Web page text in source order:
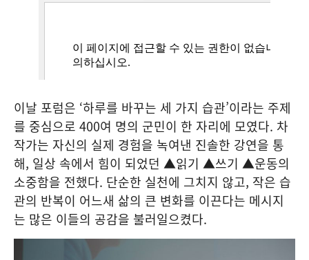
이날 포럼은 ‘하루를 바꾸는 세 가지 습관’이라는 주제
를 중심으로 400여 명의 군민이 한 자리에 모였다. 차
작가는 자신의 실제 경험을 녹여낸 진솔한 강연을 통
해, 일상 속에서 힘이 되었던 ▲읽기 ▲쓰기 ▲운동의
소중함을 전했다. 단순한 실천에 그치지 않고, 작은 습
관의 반복이 어느새 삶의 큰 변화를 이끈다는 메시지
는 많은 이들의 공감을 불러일으켰다.